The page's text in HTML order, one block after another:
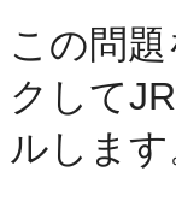
この問
クして
ルします